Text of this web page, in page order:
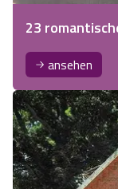
23
ansehen